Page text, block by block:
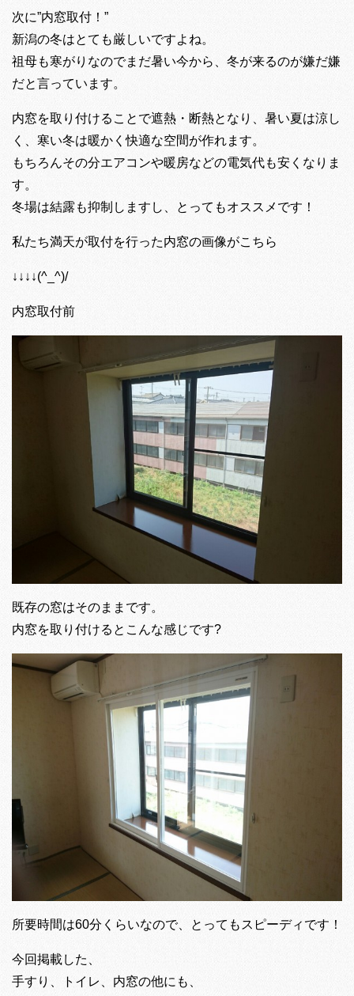
次に”内窓取付！”
新潟の冬はとても厳しいですよね。
祖母も寒がりなのでまだ暑い今から、冬が来るのが嫌だ嫌
だと言っています。
内窓を取り付けることで遮熱・断熱となり、暑い夏は涼し
く、寒い冬は暖かく快適な空間が作れます。
もちろんその分エアコンや暖房などの電気代も安くなりま
す。
冬場は結露も抑制しますし、とってもオススメです！
私たち満天が取付を行った内窓の画像がこちら
↓↓↓↓(^_^)/
内窓取付前
既存の窓はそのままです。
内窓を取り付けるとこんな感じです?
所要時間は60分くらいなので、とってもスピーディです！
今回掲載した、
手すり、トイレ、内窓の他にも、